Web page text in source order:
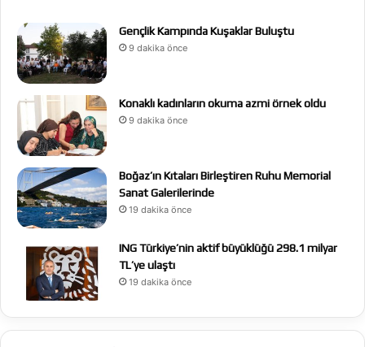
Gençlik Kampında Kuşaklar Buluştu
9 dakika önce
Konaklı kadınların okuma azmi örnek oldu
9 dakika önce
Boğaz’ın Kıtaları Birleştiren Ruhu Memorial
Sanat Galerilerinde
19 dakika önce
ING Türkiye’nin aktif büyüklüğü 298.1 milyar
TL’ye ulaştı
19 dakika önce